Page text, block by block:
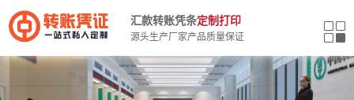
汇款转账凭条定制打印
源头生产厂家产品质量保证